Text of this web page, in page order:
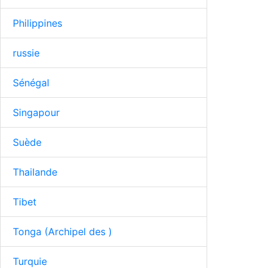
Philippines
russie
Sénégal
Singapour
Suède
Thailande
Tibet
Tonga (Archipel des )
Turquie